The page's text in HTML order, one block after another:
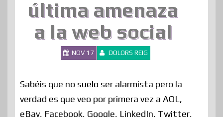
última amenaza
a la web social
NOV 17 DOLORS REIG
Sabéis que no suelo ser alarmista pero la
verdad es que veo por primera vez a AOL,
eBay, Facebook, Google, LinkedIn, Twitter,